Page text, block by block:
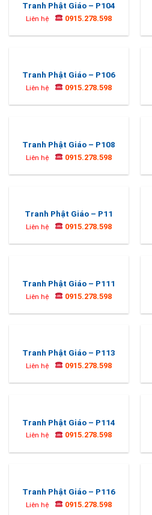
Tranh Phật Giáo – P104
Liên hệ 0915.278.598
Tranh Phật Giáo – P106
Liên hệ 0915.278.598
Tranh Phật Giáo – P108
Liên hệ 0915.278.598
Tranh Phật Giáo – P11
Liên hệ 0915.278.598
Tranh Phật Giáo – P111
Liên hệ 0915.278.598
Tranh Phật Giáo – P113
Liên hệ 0915.278.598
Tranh Phật Giáo – P114
Liên hệ 0915.278.598
Tranh Phật Giáo – P116
Liên hệ 0915.278.598